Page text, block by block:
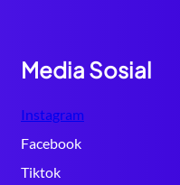
Media Sosial
Instagram
Facebook
Tiktok